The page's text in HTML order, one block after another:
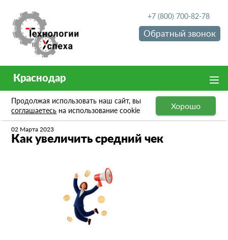
+7 (800) 700-82-78
Обратный звонок
Краснодар
Продолжая использовать наш сайт, вы
соглашаетесь на использование cookie Хорошо
Новости Как увеличить средний чек
02 Марта 2023
Как увеличить средний чек